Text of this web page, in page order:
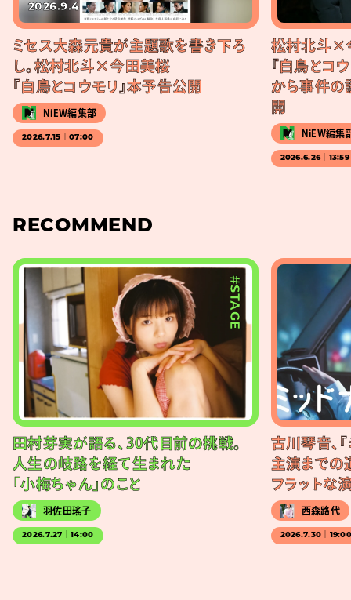
2026.9.4
ミセス大森元貴が主題歌を書き下ろ
し。松村北斗×今田美桜
『白鳥とコウモリ』本予告公開
NiEW編集部
2026.7.15｜07:00
松村北斗×
『白鳥とコウ
から事件の
開
NiEW編集
2026.6.26｜13:59
RECOMMEND
#STAGE
田村芽実が語る、30代目前の挑戦。
人生の岐路を経て生まれた
「小梅ちゃん」のこと
羽佐田瑤子
2026.7.27｜14:00
古川琴音、
主演までの
フラットな
西森路代
2026.7.30｜